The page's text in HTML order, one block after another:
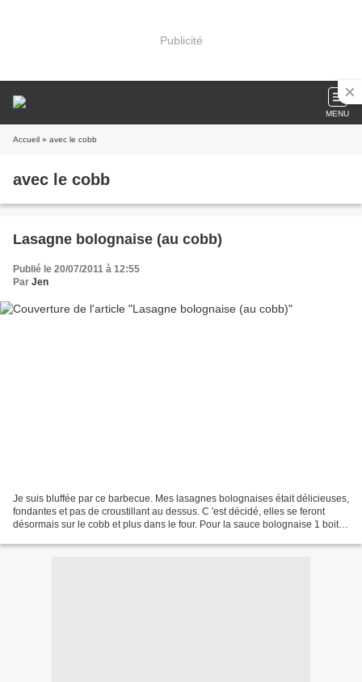
Publicité
MENU
Accueil » avec le cobb
avec le cobb
Lasagne bolognaise (au cobb)
Publié le 20/07/2011 à 12:55
Par Jen
Je suis bluffée par ce barbecue. Mes lasagnes bolognaises était délicieuses,
fondantes et pas de croustillant au dessus. C 'est décidé, elles se feront
désormais sur le cobb et plus dans le four. Pour la sauce bolognaise 1 boite